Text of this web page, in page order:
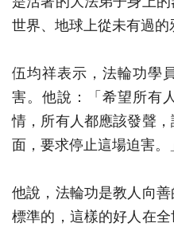
世界、地球上從未有過的
伍均祥表示，法輪功學
害。他說：「希望所有
情，所有人都應該發聲
面，要求停止這場迫害。
他說，法輪功是教人向
標準的，這樣的好人在